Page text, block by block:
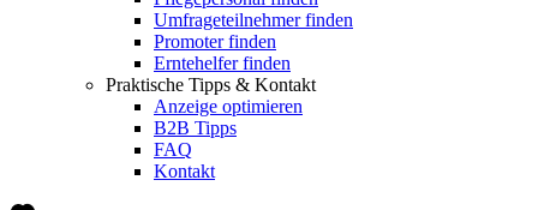
Umfrageteilnehmer finden
Promoter finden
Erntehelfer finden
Praktische Tipps & Kontakt
Anzeige optimieren
B2B Tipps
FAQ
Kontakt